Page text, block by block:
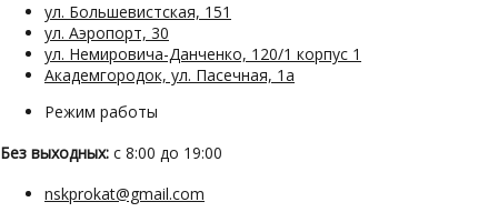
ул. Большевистская, 151
ул. Аэропорт, 30
ул. Немировича-Данченко, 120/1 корпус 1
Академгородок, ул. Пасечная, 1а
Режим работы
Без выходных: с 8:00 до 19:00
nskprokat@gmail.com